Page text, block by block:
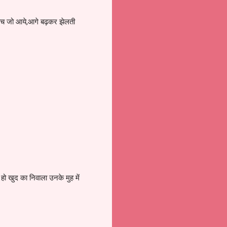
जो आये,आगे बढ़कर झेलती
हो खुद का निवाला उनके मुह में